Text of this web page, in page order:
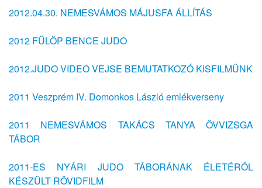
2012.04.30. NEMESVÁMOS MÁJUSFA ÁLLÍTÁS
2012 FÜLÖP BENCE JUDO
2012.JUDO VIDEO VEJSE BEMUTATKOZÓ KISFILMÜNK
2011 Veszprém IV. Domonkos László emlékverseny
2011 NEMESVÁMOS TAKÁCS TANYA ÖVVIZSGA
TÁBOR
2011-ES NYÁRI JUDO TÁBORÁNAK ÉLETÉRŐL
KÉSZÜLT RÖVIDFILM